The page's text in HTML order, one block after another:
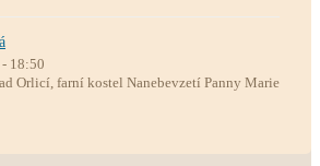
18:50
Orlicí, farní kostel Nanebevzetí Panny Marie